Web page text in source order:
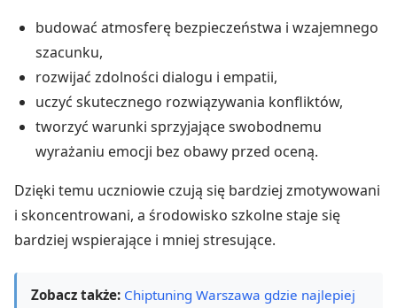
budować atmosferę bezpieczeństwa i wzajemnego
szacunku,
rozwijać zdolności dialogu i empatii,
uczyć skutecznego rozwiązywania konfliktów,
tworzyć warunki sprzyjające swobodnemu
wyrażaniu emocji bez obawy przed oceną.
Dzięki temu uczniowie czują się bardziej zmotywowani
i skoncentrowani, a środowisko szkolne staje się
bardziej wspierające i mniej stresujące.
Zobacz także: Chiptuning Warszawa gdzie najlepiej